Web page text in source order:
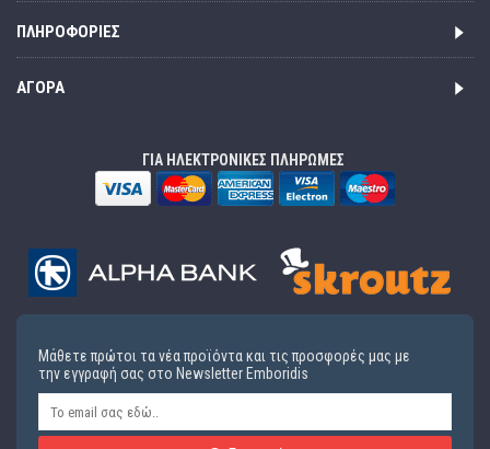
ΠΛΗΡΟΦΟΡΊΕΣ
ΑΓΟΡΆ
ΓΙΑ ΗΛΕΚΤΡΟΝΙΚΕΣ ΠΛΗΡΩΜΕΣ
Μάθετε πρώτοι τα νέα προϊόντα και τις προσφορές μας με
την εγγραφή σας στο Newsletter Emboridis